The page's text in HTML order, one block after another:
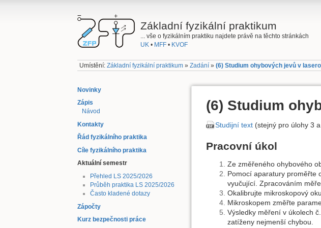
Základní fyzikální praktikum
... vše o fyzikálním praktiku najdete právě na těchto stránkách
UK• MFF• KVOF
Umístění:Základní fyzikální praktikum »Zadání »(6) Studium ohybových jevů v
Novinky
Zápis
Návod
Kontakty
Řád fyzikálního praktika
Cíle fyzikálního praktika
Aktuální semestr
Přehled LS 2025/2026
Průběh praktika LS 2025/2026
Často kladené dotazy
Zápočty
Kurz bezpečnosti práce
(6) Studium
Studijní text (stejný pro úlohy 3
Pracovní úkol
Ze změřeného ohybového
Pomocí aparatury proměřte
vyučující. Zpracováním
Okalibrujte mikroskopový
Mikroskopem změřte
Výsledky měření v úkolech
zatíženy nejmenší chybou.